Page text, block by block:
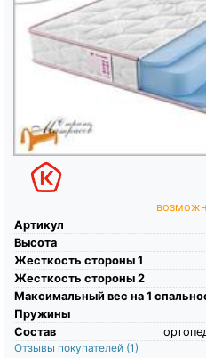
Артикул
Высота
Жесткость стороны 1
Жесткость стороны 2
Максимальный вес на 1
Пружины
Состав
Отзывы покупателей (1)